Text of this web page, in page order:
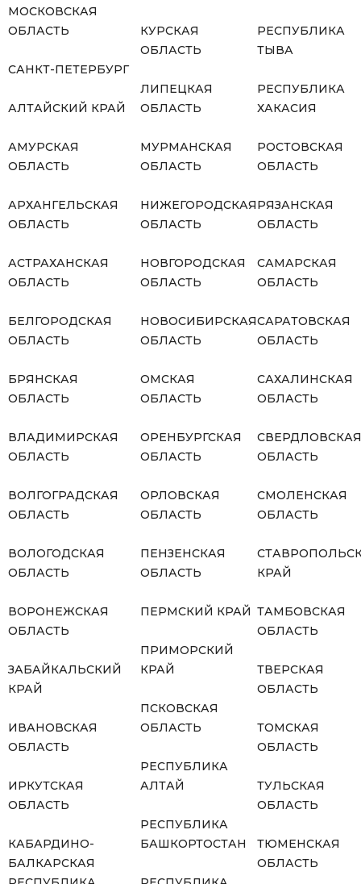
МОСКОВСКАЯ
ОБЛАСТЬ
САНКТ-ПЕТЕРБУРГ
АЛТАЙСКИЙ КРАЙ
АМУРСКАЯ
ОБЛАСТЬ
АРХАНГЕЛЬСКАЯ
ОБЛАСТЬ
АСТРАХАНСКАЯ
ОБЛАСТЬ
БЕЛГОРОДСКАЯ
ОБЛАСТЬ
БРЯНСКАЯ
ОБЛАСТЬ
ВЛАДИМИРСКАЯ
ОБЛАСТЬ
ВОЛГОГРАДСКАЯ
ОБЛАСТЬ
ВОЛОГОДСКАЯ
ОБЛАСТЬ
ВОРОНЕЖСКАЯ
ОБЛАСТЬ
ЗАБАЙКАЛЬСКИЙ
КРАЙ
ИВАНОВСКАЯ
ОБЛАСТЬ
ИРКУТСКАЯ
ОБЛАСТЬ
КАБАРДИНО-
БАЛКАРСКАЯ
КУРСКАЯ
ОБЛАСТЬ
ЛИПЕЦКАЯ
ОБЛАСТЬ
МУРМАНСКАЯ
ОБЛАСТЬ
НИЖЕГОРОДСКАЯ
ОБЛАСТЬ
НОВГОРОДСКАЯ
ОБЛАСТЬ
НОВОСИБИРСКАЯ
ОБЛАСТЬ
ОМСКАЯ
ОБЛАСТЬ
ОРЕНБУРГСКАЯ
ОБЛАСТЬ
ОРЛОВСКАЯ
ОБЛАСТЬ
ПЕНЗЕНСКАЯ
ОБЛАСТЬ
ПЕРМСКИЙ КРАЙ
ПРИМОРСКИЙ
КРАЙ
ПСКОВСКАЯ
ОБЛАСТЬ
РЕСПУБЛИКА
АЛТАЙ
РЕСПУБЛИКА
БАШКОРТОСТАН
РЕСПУБЛИКА
ТЫВА
РЕСПУБЛИКА
ХАКАСИЯ
РОСТОВСКАЯ
ОБЛАСТЬ
РЯЗАНСКАЯ
ОБЛАСТЬ
САМАРСКАЯ
ОБЛАСТЬ
САРАТОВСКАЯ
ОБЛАСТЬ
САХАЛИНСКАЯ
ОБЛАСТЬ
СВЕРДЛОВСКАЯ
ОБЛАСТЬ
СМОЛЕНСКАЯ
ОБЛАСТЬ
КРАЙ
ТАМБОВСКАЯ
ОБЛАСТЬ
ТВЕРСКАЯ
ОБЛАСТЬ
ТОМСКАЯ
ОБЛАСТЬ
ТУЛЬСКАЯ
ОБЛАСТЬ
ТЮМЕНСКАЯ
ОБЛАСТЬ